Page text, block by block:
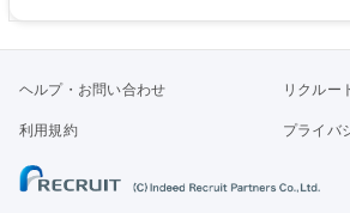
表するインフラ企業 #ポテンシャル採用
「未来の日常」の創造に向けて持続可能な社会の
す。 学歴・資格 学歴：大学院 大学 語学力： 資格
ヘルプ・お問い合わせ リクルー
利用規約 プライバ